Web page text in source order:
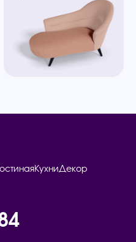
КухниДекор